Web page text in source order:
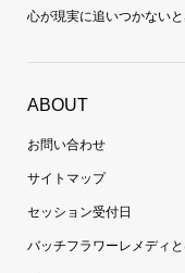
心が現実に追いつかない
ABOUT
お問い合わせ
サイトマップ
セッション受付日
バッチフラワーレメディ